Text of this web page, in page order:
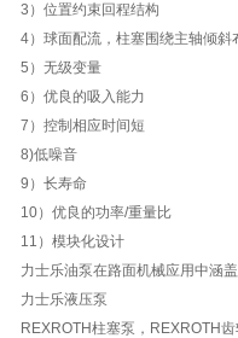
3）位置约束回程结构
4）球面配流，柱塞围绕主轴倾斜
5）无级变量
6）优良的吸入能力
7）控制相应时间短
8)低噪音
9）长寿命
10）优良的功率/重量比
11）模块化设计
力士乐油泵在路面机械应用中涵
力士乐液压泵
REXROTH柱塞泵，REXROTH